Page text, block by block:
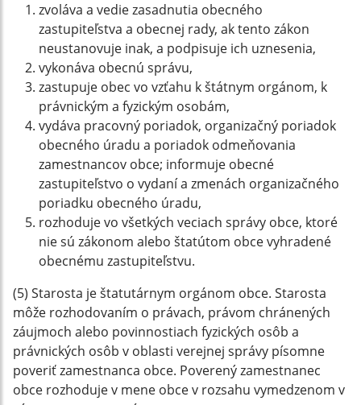
zvoláva a vedie zasadnutia obecného
zastupiteľstva a obecnej rady, ak tento zákon
neustanovuje inak, a podpisuje ich uznesenia,
vykonáva obecnú správu,
zastupuje obec vo vzťahu k štátnym orgánom, k
právnickým a fyzickým osobám,
vydáva pracovný poriadok, organizačný poriadok
obecného úradu a poriadok odmeňovania
zamestnancov obce; informuje obecné
zastupiteľstvo o vydaní a zmenách organizačného
poriadku obecného úradu,
rozhoduje vo všetkých veciach správy obce, ktoré
nie sú zákonom alebo štatútom obce vyhradené
obecnému zastupiteľstvu.
(5) Starosta je štatutárnym orgánom obce. Starosta
môže rozhodovaním o právach, právom chránených
záujmoch alebo povinnostiach fyzických osôb a
právnických osôb v oblasti verejnej správy písomne
poveriť zamestnanca obce. Poverený zamestnanec
obce rozhoduje v mene obce v rozsahu vymedzenom v